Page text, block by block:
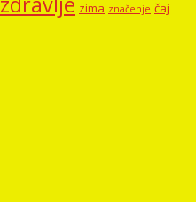
zima značenje čaj